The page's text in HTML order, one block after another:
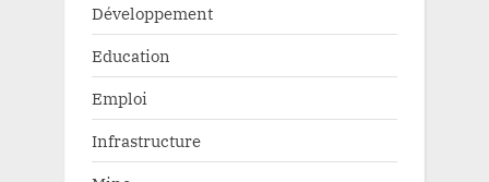
Développement
Education
Emploi
Infrastructure